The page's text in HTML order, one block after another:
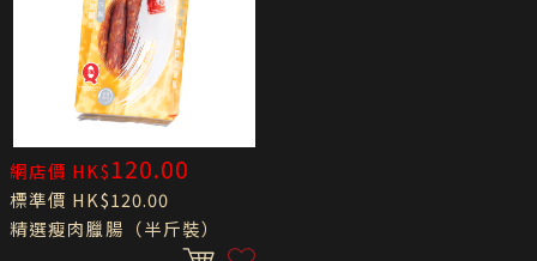
網店價 HK$120.00
標準價 HK$120.00
精選瘦肉臘腸（半斤裝）